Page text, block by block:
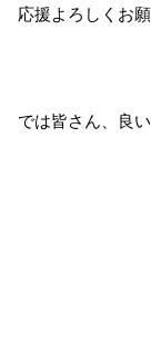
応援よろしくお
では皆さん、良